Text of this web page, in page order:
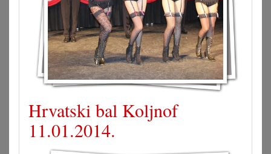
Hrvatski bal Koljnof
11.01.2014.